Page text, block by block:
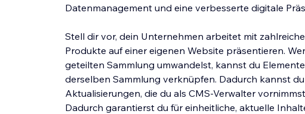
Datenmanagement und eine verbesserte digitale
Stell dir vor, dein Unternehmen arbeitet mit
Produkte auf einer eigenen Website präsentieren.
geteilten Sammlung umwandelst, kannst du
derselben Sammlung verknüpfen. Dadurch kannst
Aktualisierungen, die du als CMS-Verwalter
Dadurch garantierst du für einheitliche, aktuelle